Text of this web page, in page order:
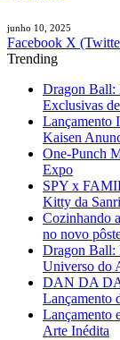
junho 10, 2025
Facebook X
Trending
Dragon Ball:
Exclusivas
Lançamento
Kaisen
One-Punch
Expo
SPY x
Kitty da
Cozinhando
no novo
Dragon Ball:
Universo do
DAN DA
Lançamento
Lançamento
Arte Inédita